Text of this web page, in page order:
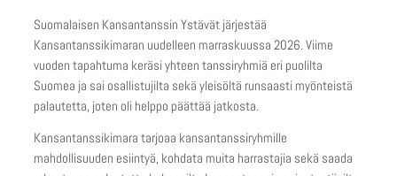
Suomalaisen Kansantanssin Ystävät järjestää
Kansantanssikimaran uudelleen marraskuussa 2026. Viime
vuoden tapahtuma keräsi yhteen tanssiryhmiä eri puolilta
Suomea ja sai osallistujilta sekä yleisöltä runsaasti myönteistä
palautetta, joten oli helppo päättää jatkosta.
Kansantanssikimara tarjoaa kansantanssiryhmille
mahdollisuuden esiintyä, kohdata muita harrastajia sekä saada